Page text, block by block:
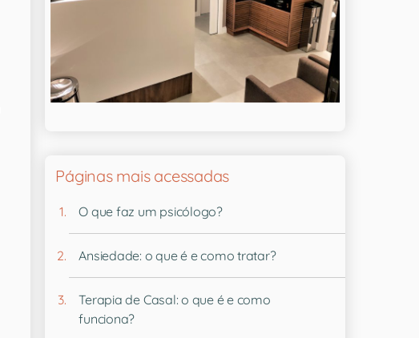
Páginas mais acessadas
O que faz um psicólogo?
Ansiedade: o que é e como tratar?
Terapia de Casal: o que é e como
funciona?